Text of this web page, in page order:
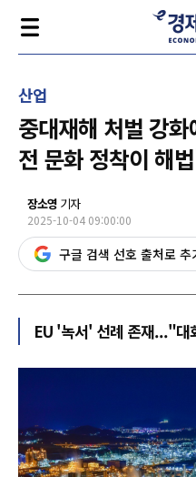
산업
중대재해 처벌 강
전 문화 정착이 해
장소영 기자
2025-10-04 09:00:00
구글 검색 선호 출처로 추
EU '녹서' 선례 존재..."대